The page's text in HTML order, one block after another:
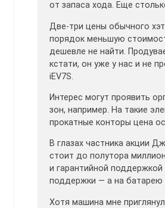
от запаса хода. Еще
Две-три цены обычного
порядок меньшую
дешевле не найти.
кстати, он уже у нас и не
iEV7S.
Интерес могут проявить
зон, например. На такие
прокатные конторы цена
В глазах частника акции
стоит до полутора
и гарантийной
поддержки — а на батарею
Хотя машина мне